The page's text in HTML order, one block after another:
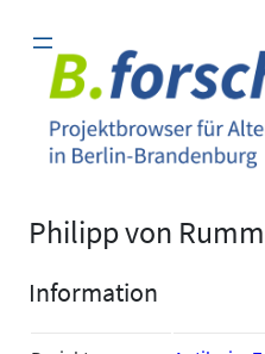
Inhalt
springen
Philipp von
Information